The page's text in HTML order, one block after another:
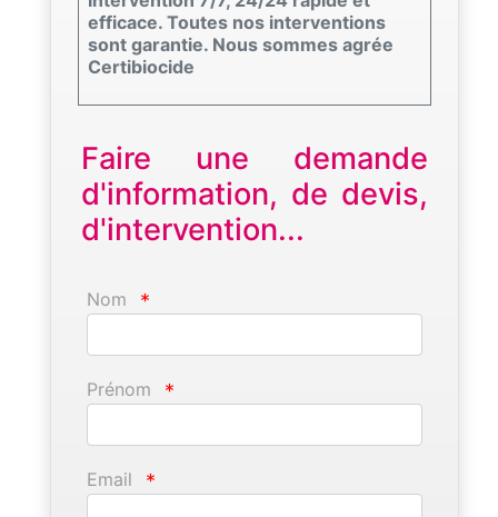
efficace. Toutes nos interventions
sont garantie. Nous sommes agrée
Certibiocide
Faire une demande
d'information, de devis,
d'intervention...
Nom *
Prénom *
Email *